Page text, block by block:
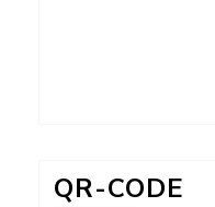
QR-CODE